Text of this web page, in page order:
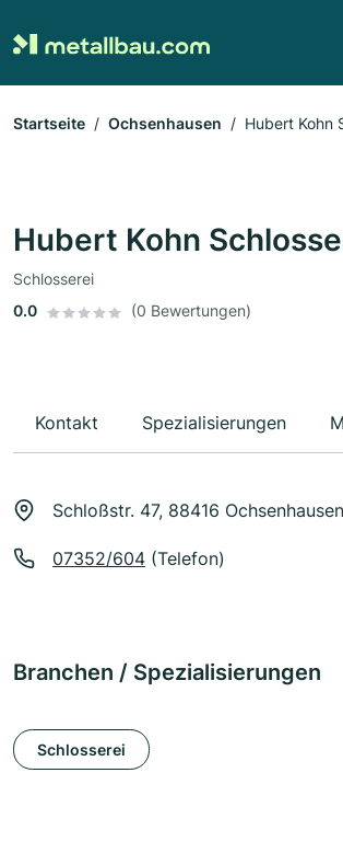
Startseite Ochsenhausen Hubert Kohn
Hubert Kohn
Schlosserei
0.0
(0 Bewertungen)
Kontakt Spezialisierungen
Schloßstr. 47, 88416 Ochsenhausen
07352/604 (Telefon)
Branchen / Spezialisierungen
Schlosserei